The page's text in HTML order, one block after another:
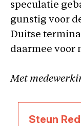
speculatie
gunstig voor
Duitse
daarmee voor
Met
Steun